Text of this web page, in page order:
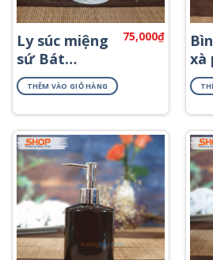
Ly súc miệng
sứ Bát
Tràng đẹp
PKT-11
75,000₫
THÊM VÀO GIỎ HÀNG
xà
50